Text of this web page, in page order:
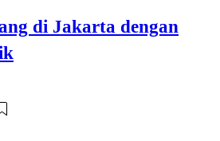
di Jakarta dengan